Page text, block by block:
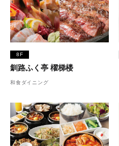
8F
釧路ふく亭 櫂梯楼
和食ダイニング